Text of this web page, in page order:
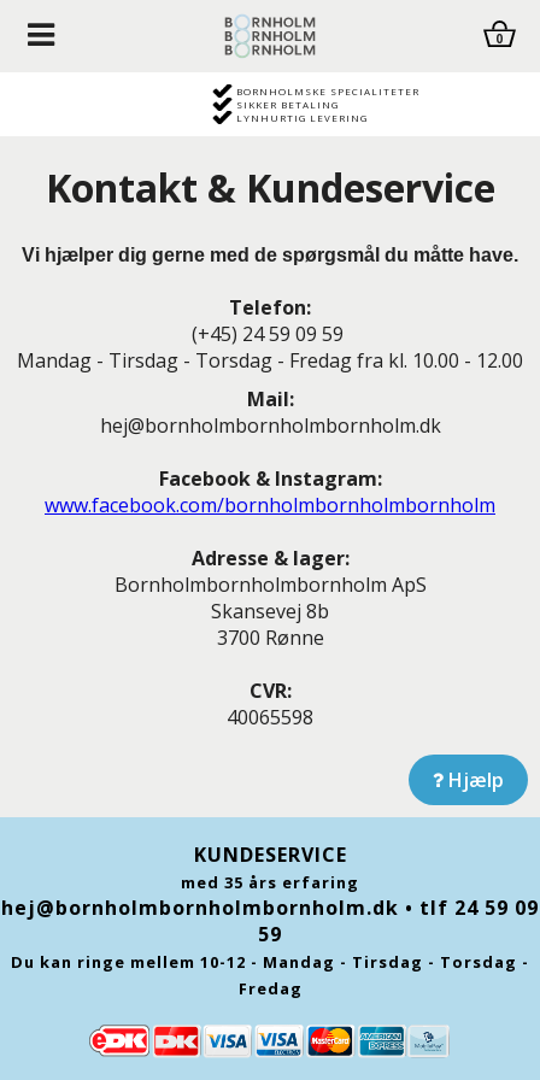
0
BORNHOLMSKE SPECIALITETER
SIKKER BETALING
LYNHURTIG LEVERING
Kontakt & Kundeservice
Vi hjælper dig gerne med de spørgsmål du måtte have.
Telefon:
(+45) 24 59 09 59
Mandag - Tirsdag - Torsdag - Fredag fra kl. 10.00 - 12.00
Mail:
hej@bornholmbornholmbornholm.dk
Facebook & Instagram:
www.facebook.com/bornholmbornholmbornholm
Adresse & lager:
Bornholmbornholmbornholm ApS
Skansevej 8b
3700 Rønne
CVR:
40065598
Hjælp
KUNDESERVICE
med 35 års erfaring
hej@bornholmbornholmbornholm.dk • tlf 24 59 09
59
Du kan ringe mellem 10-12 - Mandag - Tirsdag - Torsdag -
Fredag